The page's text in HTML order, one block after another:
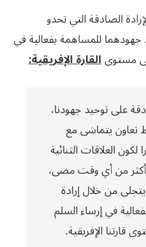
الصادقة التي تحدو
للمساهمة بفعالية في
مستوىالقارة الإفريقية:
على توحيد جهودنا،
تعاون يتماشى مع
العلاقات الثنائية
أكثر من أي وقت مضى،
يتجلى من خلال إرادة
في إرساء السلم
قارتنا الإفريقية.